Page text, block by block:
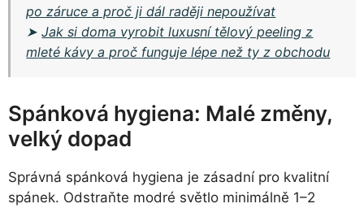
po záruce a proč ji dál raději nepoužívat
➤Jak si doma vyrobit luxusní tělový peeling z
mleté kávy a proč funguje lépe než ty z obchodu
Spánková hygiena: Malé změny,
velký dopad
Správná spánková hygiena je zásadní pro kvalitní
spánek. Odstraňte modré světlo minimálně 1–2